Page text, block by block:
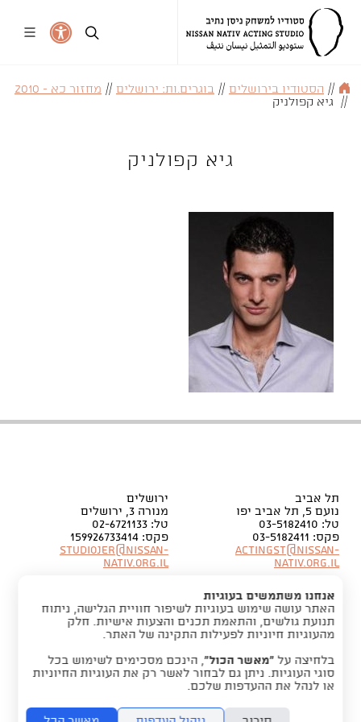
// הסטודיו בירושלים // בוגרים.ות: ירושלים // מחזור כא - 2010
// גיא קפולניק
גיא קפולניק
תל אביב
נועם 5, תל אביב יפו
טל: 03-5182410
פקס: 03-5182411
Actingst@nissan-
nativ.org.il
ירושלים
מנורה 3, ירושלים
טל: 02-6721133
פקס: 159926733414
Studiojer@nissan-
nativ.org.il
אנחנו משתמשים בעוגיות
האתר עושה שימוש בעוגיות לשיפור חוויית הגלישה, ניתוח
תנועת גולשים, והתאמת תכנים והצעות אישיות. חלק
מהעוגיות חיוניות לפעילות התקינה של האתר.
בלחיצה על “מאשר הכול”, הינכם מסכימים לשימוש בכל
סוגי העוגיות. ניתן גם לבחור לאשר רק את העוגיות החיוניות
או לנהל את ההעדפות שלכם.